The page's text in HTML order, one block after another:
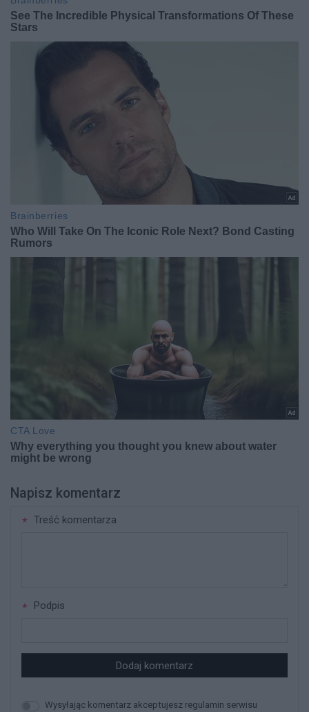
Napisz komentarz
Treść komentarza
Podpis
Dodaj komentarz
Wysyłając komentarz akceptujesz regulamin serwisu